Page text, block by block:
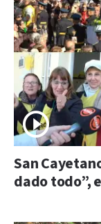
San
dado todo”,